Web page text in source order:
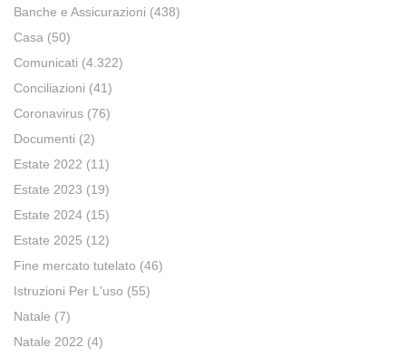
Banche e Assicurazioni (438)
Casa (50)
Comunicati (4.322)
Conciliazioni (41)
Coronavirus (76)
Documenti (2)
Estate 2022 (11)
Estate 2023 (19)
Estate 2024 (15)
Estate 2025 (12)
Fine mercato tutelato (46)
Istruzioni Per L'uso (55)
Natale (7)
Natale 2022 (4)